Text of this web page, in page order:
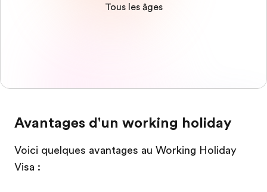
Tous les âges
Avantages d'un working holiday
Voici quelques avantages au Working Holiday
Visa :